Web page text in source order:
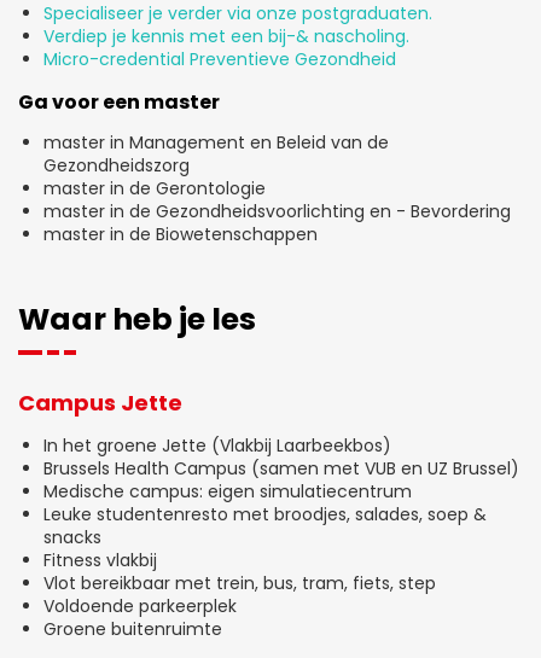
Specialiseer je verder via onze postgraduaten.
Verdiep je kennis met een bij-& nascholing.
Micro-credential Preventieve Gezondheid
Ga voor een master
master in Management en Beleid van de
Gezondheidszorg
master in de Gerontologie
master in de Gezondheidsvoorlichting en - Bevordering
master in de Biowetenschappen
Waar heb je les
Campus Jette
In het groene Jette (Vlakbij Laarbeekbos)
Brussels Health Campus (samen met VUB en UZ Brussel)
Medische campus: eigen simulatiecentrum
Leuke studentenresto met broodjes, salades, soep &
snacks
Fitness vlakbij
Vlot bereikbaar met trein, bus, tram, fiets, step
Voldoende parkeerplek
Groene buitenruimte